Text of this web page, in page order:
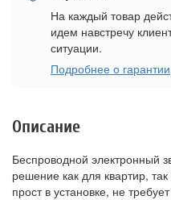
На каждый товар
идем навстречу
ситуации.
Подробнее о
Описание
Беспроводной электронный
решение как для квартир,
прост в установке, не